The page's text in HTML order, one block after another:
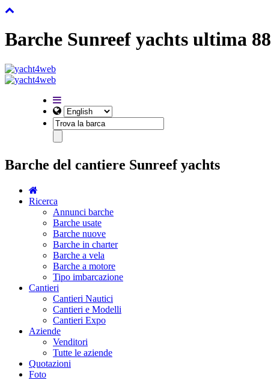
Barche Sunreef yachts ultima 88
Barche del cantiere Sunreef yachts
Ricerca
Annunci barche
Barche usate
Barche nuove
Barche in charter
Barche a vela
Barche a motore
Tipo imbarcazione
Cantieri
Cantieri Nautici
Cantieri e Modelli
Cantieri Expo
Aziende
Venditori
Tutte le aziende
Quotazioni
Foto